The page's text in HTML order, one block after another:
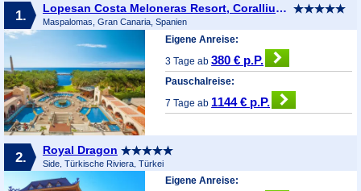
1. Lopesan Costa Meloneras Resort, Corallium Spa & Casino
Maspalomas, Gran Canaria, Spanien
Eigene Anreise:
3 Tage ab380 € p.P.
Pauschalreise:
7 Tage ab 1144 € p.P.
2. Royal Dragon
Side, Türkische Riviera, Türkei
Eigene Anreise: